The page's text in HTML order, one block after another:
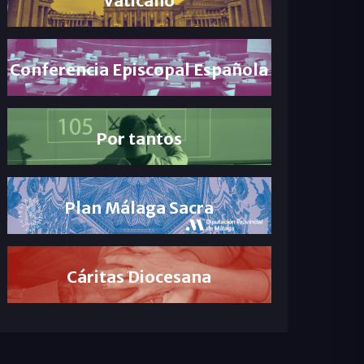
Conferencia Episcopal Española
Por tantos
Plan Málaga Sacra
Cáritas Diocesana